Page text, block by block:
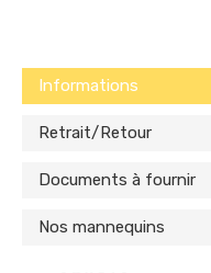
Informations
Retrait/Retour
Documents à fournir
Nos mannequins